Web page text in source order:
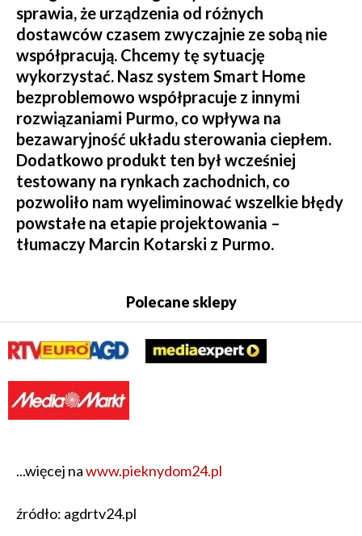
sprawia, że urządzenia od różnych
dostawców czasem zwyczajnie ze sobą nie
współpracują. Chcemy tę sytuację
wykorzystać. Nasz system Smart Home
bezproblemowo współpracuje z innymi
rozwiązaniami Purmo, co wpływa na
bezawaryjność układu sterowania ciepłem.
Dodatkowo produkt ten był wcześniej
testowany na rynkach zachodnich, co
pozwoliło nam wyeliminować wszelkie błędy
powstałe na etapie projektowania –
tłumaczy Marcin Kotarski z Purmo.
Polecane sklepy
...więcej nawww.pieknydom24.pl
źródło: agdrtv24.pl